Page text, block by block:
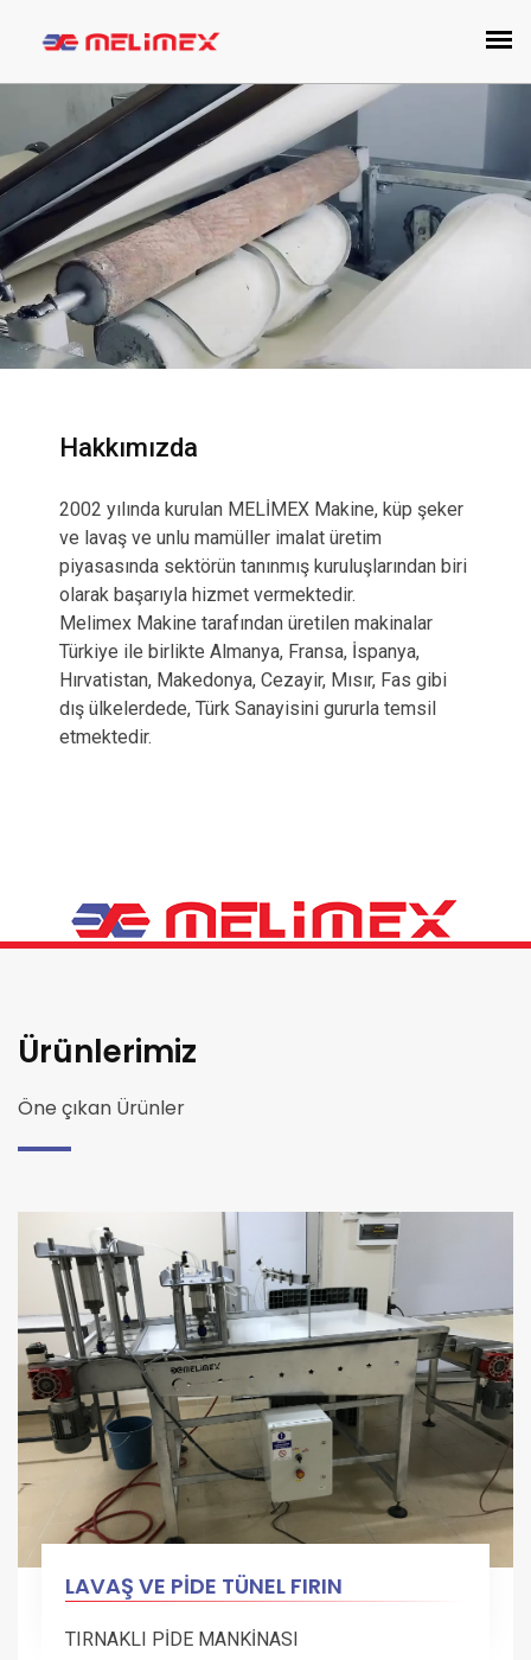
Hakkımızda
2002 yılında kurulan MELİMEX Makine, küp şeker
ve lavaş ve unlu mamüller imalat üretim
piyasasında sektörün tanınmış kuruluşlarından biri
olarak başarıyla hizmet vermektedir.
Melimex Makine tarafından üretilen makinalar
Türkiye ile birlikte Almanya, Fransa, İspanya,
Hırvatistan, Makedonya, Cezayir, Mısır, Fas gibi
dış ülkelerdede, Türk Sanayisini gururla temsil
etmektedir.
Ürünlerimiz
Öne çıkan Ürünler
LAVAŞ VE PİDE TÜNEL FIRIN
TIRNAKLI PİDE MANKİNASI